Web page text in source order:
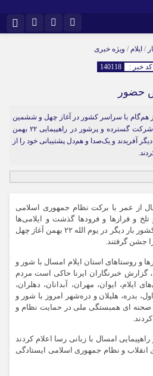
تلگرام
ایتا
/ ایلام / ویژه خبری
کد خبر : 140118
حضور
هم‌گام با سراسر کشور در آغاز چهل و ششمین
سالگرد پیروزی انقلاب اسلامی، با شرکت گسترده و پرشور در راهپیمایی ۲۲ بهمن
آفریدند و یک‌صدا و هم‌دل پشتیبانی خود را از
سال از عمر با برکت نظام جمهوری اسلامی
و فرازها و فرودها گذشت و ایلامی‌ها
همراه با مردم دیگر استان‌های کشور بار دیگر در یوم الله ۲۲ بهمن آغاز چهل
جشن گرفتند.
همه شهرها و روستاهای استان ایلام امسال با شور و
خبرنگاران ایرنا حاکی است مردم
ایلام، ایوان، مهران، آبدانان، دهلران،
بدره، هلیلان و دره‌شهر امروز با شور و
صحنه ای همبستگی ملی در حمایت نظام و
امسال با زبانی رسا اعلام کردند
انقلاب و نظام جمهوری اسلامی ایستادگی